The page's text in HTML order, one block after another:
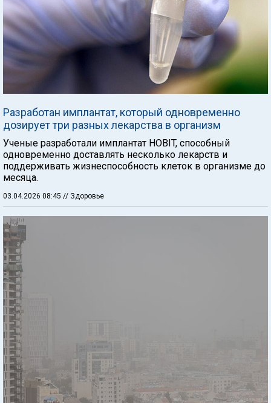
Разработан имплантат, который одновременно
дозирует три разных лекарства в организм
Ученые разработали имплантат HOBIT, способный
одновременно доставлять несколько лекарств и
поддерживать жизнеспособность клеток в организме до
месяца.
03.04.2026 08:45 // Здоровье